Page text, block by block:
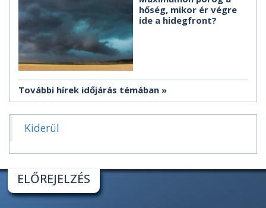
hőség, mikor ér végre
ide a hidegfront?
További hírek időjárás témában
Kiderül
ELŐREJELZÉS